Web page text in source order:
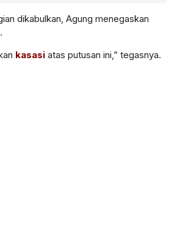
dikabulkan, Agung menegaskan
kasasi atas putusan ini,” tegasnya.